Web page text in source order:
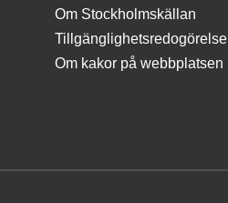
Om Stockholmskällan
Tillgänglighetsredogörelse
Om kakor på webbplatsen